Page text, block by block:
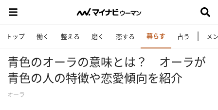
トップ 働く 整える 磨く 恋する 暮らす 占う メ
青色のオーラの意味とは？ オーラが
青色の人の特徴や恋愛傾向を紹介
オーラ